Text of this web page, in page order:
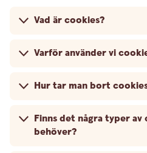
Vad är cookies?
Varför använder vi
Hur tar man bort
Finns det några typer av
behöver?